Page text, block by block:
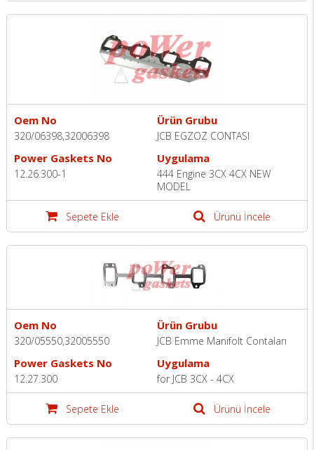
Oem No
320/06398,32006398
Ürün Grubu
JCB EGZOZ CONTASI
Power Gaskets No
12.26.300-1
Uygulama
444 Engine 3CX 4CX NEW
MODEL
Sepete Ekle Ürünü İncele
Oem No
320/05550,32005550
Ürün Grubu
JCB Emme Manifolt Contaları
Power Gaskets No
12.27.300
Uygulama
for JCB 3CX - 4CX
Sepete Ekle Ürünü İncele